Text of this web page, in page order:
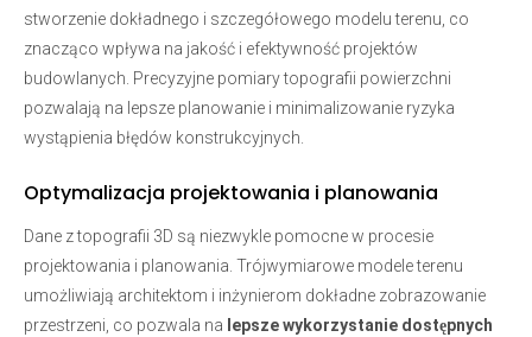
stworzenie dokładnego i szczegółowego modelu terenu, co
znacząco wpływa na jakość i efektywność projektów
budowlanych. Precyzyjne pomiary topografii powierzchni
pozwalają na lepsze planowanie i minimalizowanie ryzyka
wystąpienia błędów konstrukcyjnych.
Optymalizacja projektowania i planowania
Dane z topografii 3D są niezwykle pomocne w procesie
projektowania i planowania. Trójwymiarowe modele terenu
umożliwiają architektom i inżynierom dokładne zobrazowanie
przestrzeni, co pozwala na lepsze wykorzystanie dostępnych